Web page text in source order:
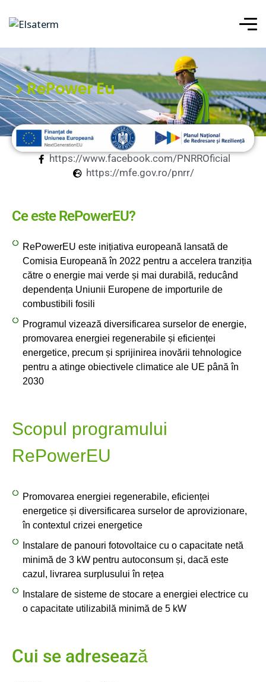
RePower Eu
https://www.facebook.com/PNRROficial
https://mfe.gov.ro/pnrr/
Ce este RePowerEU?
RePowerEU este inițiativa europeană lansată de
Comisia Europeană în 2022 pentru a accelera tranziția
către o energie mai verde și mai durabilă, reducând
dependența Uniunii Europene de importurile de
combustibili fosili
Programul vizează diversificarea surselor de energie,
promovarea energiei regenerabile și eficienței
energetice, precum și sprijinirea inovării tehnologice
pentru a atinge obiectivele climatice ale UE până în
2030
Scopul programului
RePowerEU
Promovarea energiei regenerabile, eficienței
energetice și diversificarea surselor de aprovizionare,
în contextul crizei energetice
Instalare de panouri fotovoltaice cu o capacitate netă
minimă de 3 kW pentru autoconsum și, dacă este
cazul, livrarea surplusului în rețea
Instalare de sisteme de stocare a energiei electrice cu
o capacitate utilizabilă minimă de 5 kW
Cui se adresează